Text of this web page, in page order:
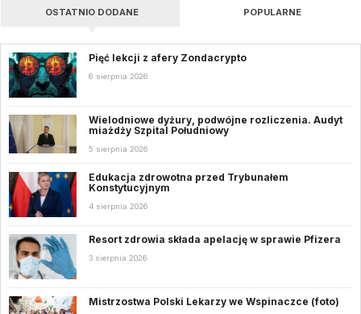
OSTATNIO DODANE POPULARNE
Pięć lekcji z afery Zondacrypto
6 sierpnia 2026
Wielodniowe dyżury, podwójne rozliczenia. Audyt
miażdży Szpital Południowy
5 sierpnia 2026
Edukacja zdrowotna przed Trybunałem
Konstytucyjnym
4 sierpnia 2026
Resort zdrowia składa apelację w sprawie Pfizera
3 sierpnia 2026
Mistrzostwa Polski Lekarzy we Wspinaczce (foto)